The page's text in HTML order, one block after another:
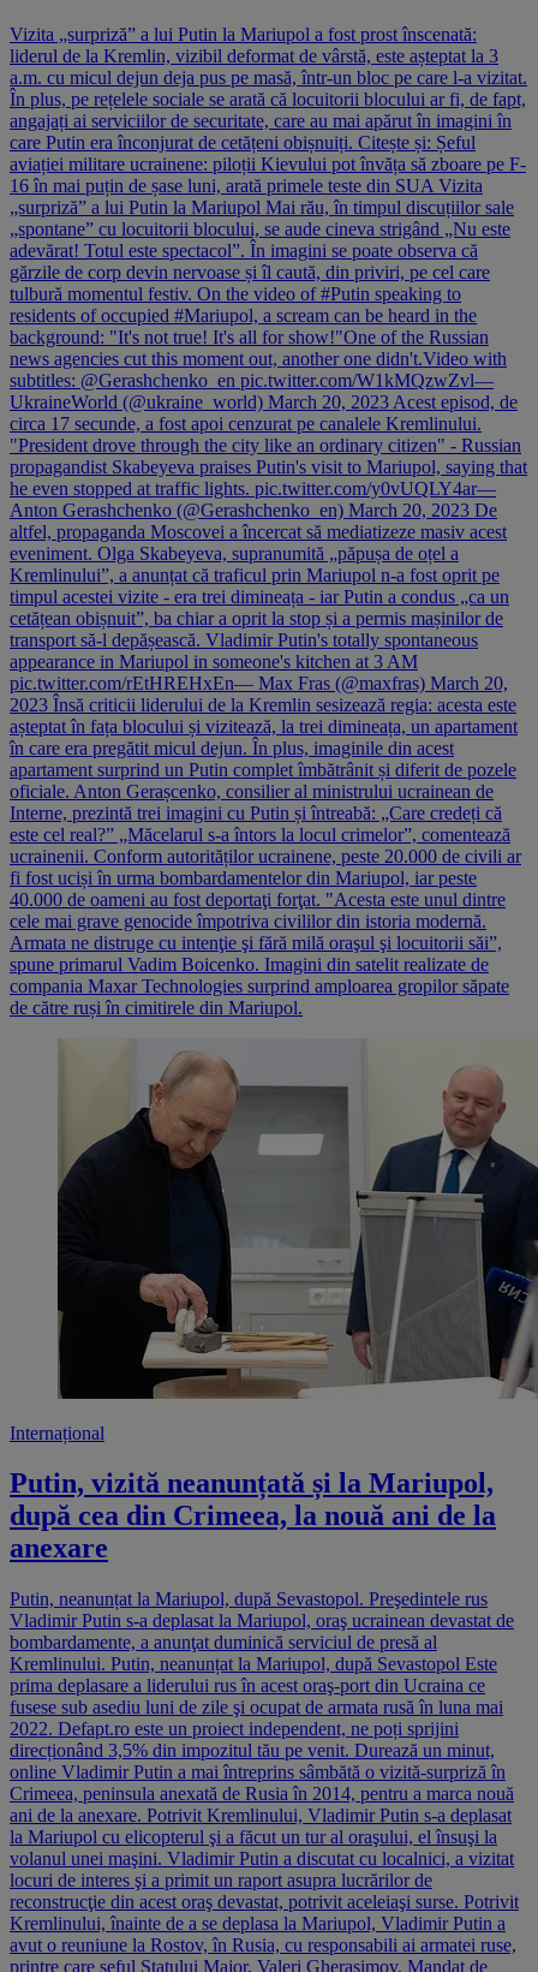
Vizita „surpriză” a lui Putin la Mariupol a fost prost înscenată:
liderul de la Kremlin, vizibil deformat de vârstă, este așteptat la 3
a.m. cu micul dejun deja pus pe masă, într-un bloc pe care l-a vizitat.
În plus, pe rețelele sociale se arată că locuitorii blocului ar fi, de fapt,
angajați ai serviciilor de securitate, care au mai apărut în imagini în
care Putin era înconjurat de cetățeni obișnuiți. Citește și: Șeful
aviației militare ucrainene: piloții Kievului pot învăța să zboare pe F-
16 în mai puțin de șase luni, arată primele teste din SUA Vizita
„surpriză” a lui Putin la Mariupol Mai rău, în timpul discuțiilor sale
„spontane” cu locuitorii blocului, se aude cineva strigând „Nu este
adevărat! Totul este spectacol”. În imagini se poate observa că
gărzile de corp devin nervoase și îl caută, din priviri, pe cel care
tulbură momentul festiv. On the video of #Putin speaking to
residents of occupied #Mariupol, a scream can be heard in the
background: "It's not true! It's all for show!"One of the Russian
news agencies cut this moment out, another one didn't.Video with
subtitles: @Gerashchenko_en pic.twitter.com/W1kMQzwZvl—
UkraineWorld (@ukraine_world) March 20, 2023 Acest episod, de
circa 17 secunde, a fost apoi cenzurat pe canalele Kremlinului.
"President drove through the city like an ordinary citizen" - Russian
propagandist Skabeyeva praises Putin's visit to Mariupol, saying that
he even stopped at traffic lights. pic.twitter.com/y0vUQLY4ar—
Anton Gerashchenko (@Gerashchenko_en) March 20, 2023 De
altfel, propaganda Moscovei a încercat să mediatizeze masiv acest
eveniment. Olga Skabeyeva, supranumită „păpușa de oțel a
Kremlinului”, a anunțat că traficul prin Mariupol n-a fost oprit pe
timpul acestei vizite - era trei dimineața - iar Putin a condus „ca un
cetățean obișnuit”, ba chiar a oprit la stop și a permis mașinilor de
transport să-l depășească. Vladimir Putin's totally spontaneous
appearance in Mariupol in someone's kitchen at 3 AM
pic.twitter.com/rEtHREHxEn— Max Fras (@maxfras) March 20,
2023 Însă criticii liderului de la Kremlin sesizează regia: acesta este
așteptat în fața blocului și vizitează, la trei dimineața, un apartament
în care era pregătit micul dejun. În plus, imaginile din acest
apartament surprind un Putin complet îmbătrânit și diferit de pozele
oficiale. Anton Gerașcenko, consilier al ministrului ucrainean de
Interne, prezintă trei imagini cu Putin și întreabă: „Care credeți că
este cel real?” „Măcelarul s-a întors la locul crimelor”, comentează
ucrainenii. Conform autorităților ucrainene, peste 20.000 de civili ar
fi fost uciși în urma bombardamentelor din Mariupol, iar peste
40.000 de oameni au fost deportaţi forţat. "Acesta este unul dintre
cele mai grave genocide împotriva civililor din istoria modernă.
Armata ne distruge cu intenţie şi fără milă oraşul şi locuitorii săi”,
spune primarul Vadim Boicenko. Imagini din satelit realizate de
compania Maxar Technologies surprind amploarea gropilor săpate
de către ruși în cimitirele din Mariupol.
Internațional
Putin, vizită neanunțată și la Mariupol,
după cea din Crimeea, la nouă ani de la
anexare
Putin, neanunțat la Mariupol, după Sevastopol. Preşedintele rus
Vladimir Putin s-a deplasat la Mariupol, oraş ucrainean devastat de
bombardamente, a anunţat duminică serviciul de presă al
Kremlinului. Putin, neanunțat la Mariupol, după Sevastopol Este
prima deplasare a liderului rus în acest oraş-port din Ucraina ce
fusese sub asediu luni de zile şi ocupat de armata rusă în luna mai
2022. Defapt.ro este un proiect independent, ne poți sprijini
direcționând 3,5% din impozitul tău pe venit. Durează un minut,
online Vladimir Putin a mai întreprins sâmbătă o vizită-surpriză în
Crimeea, peninsula anexată de Rusia în 2014, pentru a marca nouă
ani de la anexare. Potrivit Kremlinului, Vladimir Putin s-a deplasat
la Mariupol cu elicopterul şi a făcut un tur al oraşului, el însuşi la
volanul unei maşini. Vladimir Putin a discutat cu localnici, a vizitat
locuri de interes şi a primit un raport asupra lucrărilor de
reconstrucţie din acest oraş devastat, potrivit aceleiaşi surse. Potrivit
Kremlinului, înainte de a se deplasa la Mariupol, Vladimir Putin a
avut o reuniune la Rostov, în Rusia, cu responsabili ai armatei ruse,
printre care şeful Statului Major, Valeri Gherasimov. Mandat de